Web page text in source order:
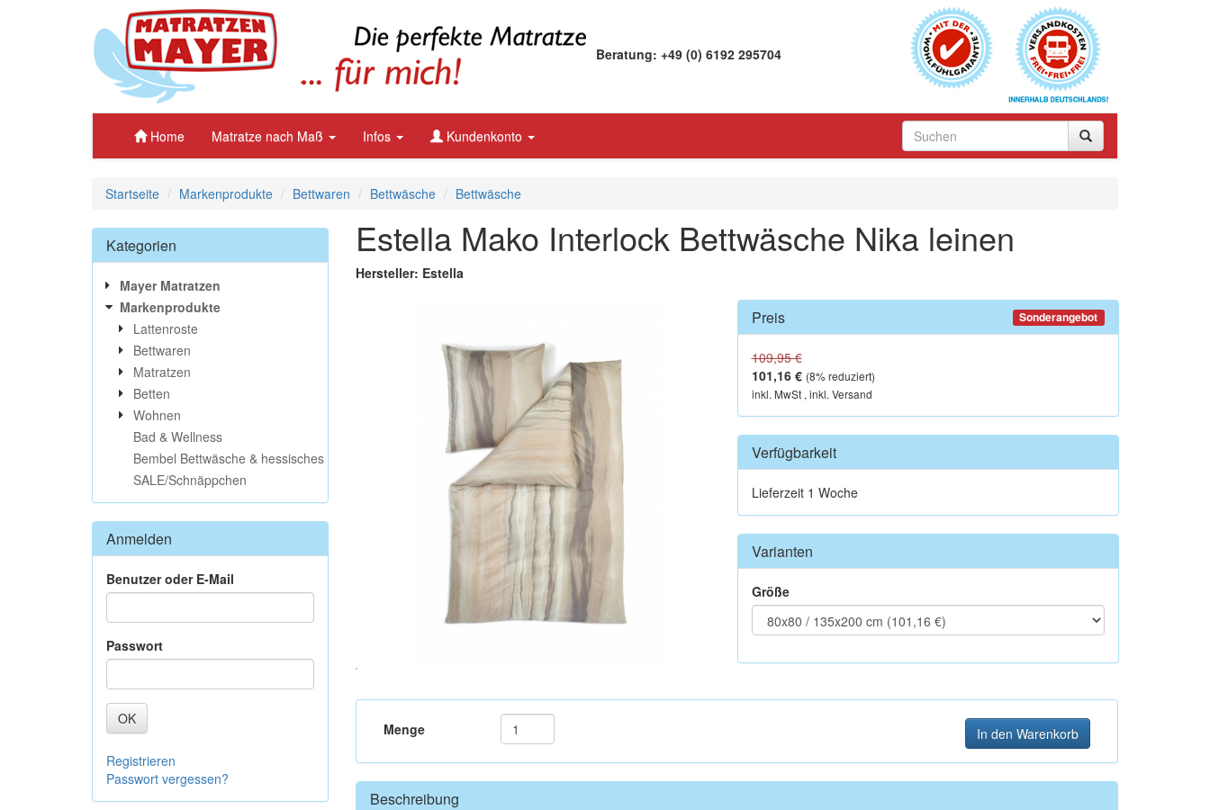
Beratung: +49 (0) 6192 295704
Home Matratze nach Maß Infos Kundenkonto
Startseite Markenprodukte Bettwaren Bettwäsche Bettwäsche
Estella Mako Interlock Bettwäsche Nika leinen
Hersteller: Estella
Preis Sonderangebot
109,95 €
101,16 € (8% reduziert)
inkl. MwSt , inkl. Versand
Verfügbarkeit
Lieferzeit 1 Woche
Varianten
Größe
Menge In den Warenkorb
Beschreibung
Kategorien
Mayer Matratzen
Markenprodukte
Lattenroste
Bettwaren
Matratzen
Betten
Wohnen
Bad & Wellness
Bembel Bettwäsche & hessisches
SALE/Schnäppchen
Anmelden
Benutzer oder E-Mail
Passwort
OK
Registrieren
Passwort vergessen?